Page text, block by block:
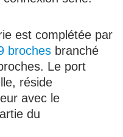
est complétée par
broches branché
Le port
réside
avec le
du